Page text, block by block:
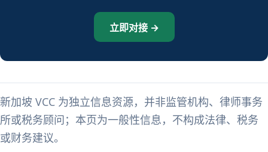
立即对接 →
新加坡 VCC 为独立信息资源，并非监管机构、律师事务
所或税务顾问；本页为一般性信息，不构成法律、税务
或财务建议。